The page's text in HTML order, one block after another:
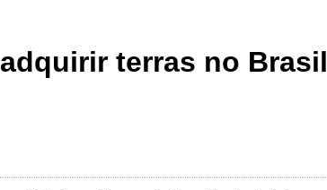
terras no Brasil